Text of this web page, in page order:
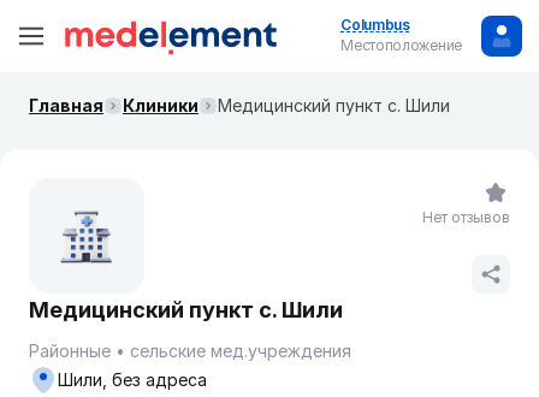
Columbus
Местоположение
Главная Клиники Медицинский пункт с. Шили
Медицинский пункт с. Шили
Районные
сельские мед.учреждения
Шили, без адреса
Нет отзывов